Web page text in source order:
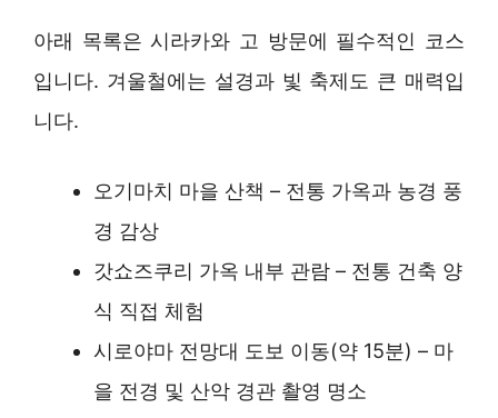
아래 목록은 시라카와 고 방문에 필수적인 코스
입니다. 겨울철에는 설경과 빛 축제도 큰 매력입
니다.
오기마치 마을 산책 – 전통 가옥과 농경 풍
경 감상
갓쇼즈쿠리 가옥 내부 관람 – 전통 건축 양
식 직접 체험
시로야마 전망대 도보 이동(약 15분) – 마
을 전경 및 산악 경관 촬영 명소